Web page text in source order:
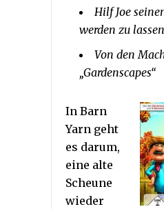
Hilf Joe
werden zu lassen
Von den
„Gardenscapes“
In Barn
Yarn geht
es darum,
eine alte
Scheune
wieder